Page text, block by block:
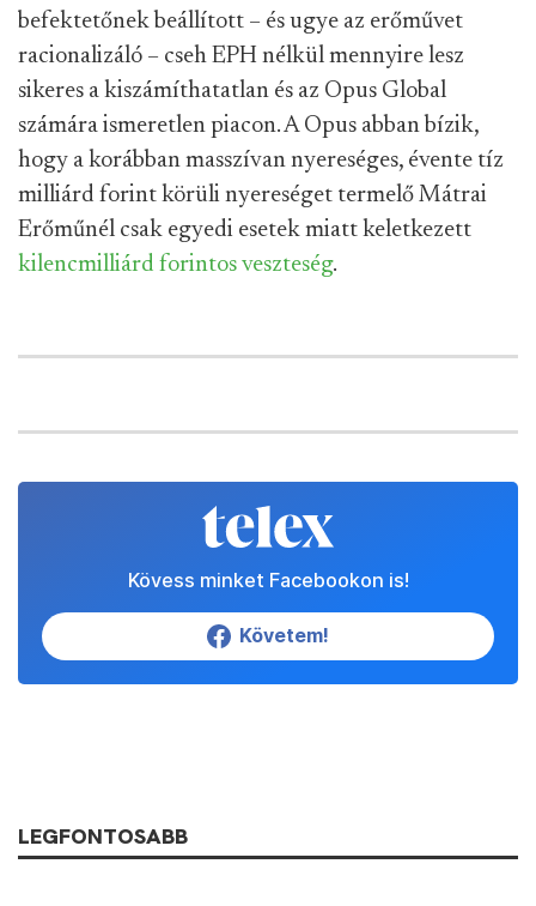
befektetőnek beállított – és ugye az erőművet
racionalizáló – cseh EPH nélkül mennyire lesz
sikeres a kiszámíthatatlan és az Opus Global
számára ismeretlen piacon. A Opus abban bízik,
hogy a korábban masszívan nyereséges, évente tíz
milliárd forint körüli nyereséget termelő Mátrai
Erőműnél csak egyedi esetek miatt keletkezett
kilencmilliárd forintos veszteség.
Kövess minket Facebookon is!
Követem!
LEGFONTOSABB